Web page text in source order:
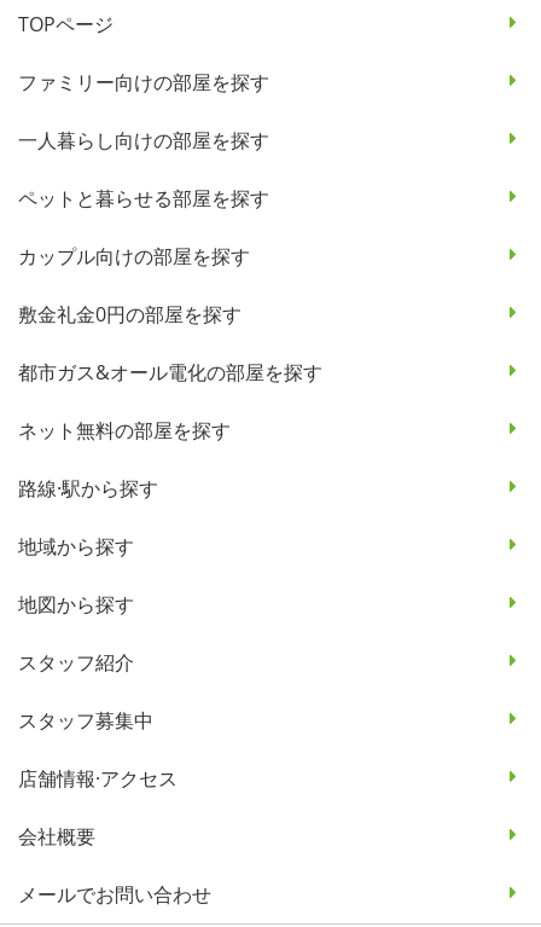
TOPページ
ファミリー向けの部屋を探す
一人暮らし向けの部屋を探す
ペットと暮らせる部屋を探す
カップル向けの部屋を探す
敷金礼金0円の部屋を探す
都市ガス&オール電化の部屋を探す
ネット無料の部屋を探す
路線·駅から探す
地域から探す
地図から探す
スタッフ紹介
スタッフ募集中
店舗情報·アクセス
会社概要
メールでお問い合わせ